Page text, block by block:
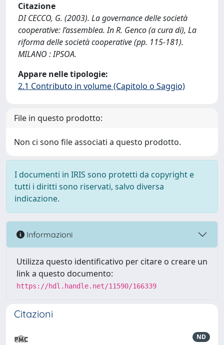
Citazione
DI CECCO, G. (2003). La governance delle società
cooperative: l’assemblea. In R. Genco (a cura di), La
riforma delle società cooperative (pp. 115-181).
MILANO : IPSOA.
Appare nelle tipologie:
2.1 Contributo in volume (Capitolo o Saggio)
File in questo prodotto:
Non ci sono file associati a questo prodotto.
I documenti in IRIS sono protetti da copyright e
tutti i diritti sono riservati, salvo diversa
indicazione.
Informazioni
Utilizza questo identificativo per citare o creare un
link a questo documento:
https://hdl.handle.net/11590/166339
Citazioni
ND